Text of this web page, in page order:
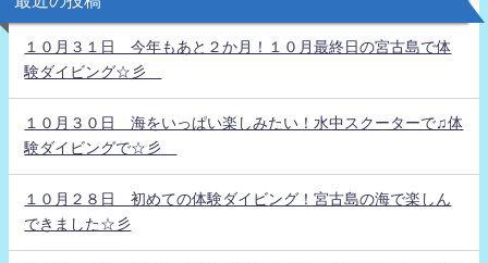
１０月３１日 今年もあと２か月！１０月最終日の宮古島で体
験ダイビング☆彡
１０月３０日 海をいっぱい楽しみたい！水中スクーターで♫体
験ダイビングで☆彡
１０月２８日 初めての体験ダイビング！宮古島の海で楽しん
できました☆彡